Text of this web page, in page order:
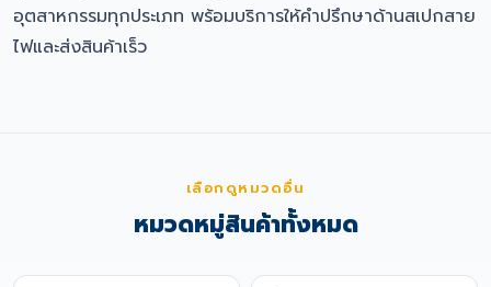
อุตสาหกรรมทุกประเภท พร้อมบริการให้คำปรึกษาด้านสเปกสาย
ไฟและส่งสินค้าเร็ว
เลือกดูหมวดอื่น
หมวดหมู่สินค้าทั้งหมด